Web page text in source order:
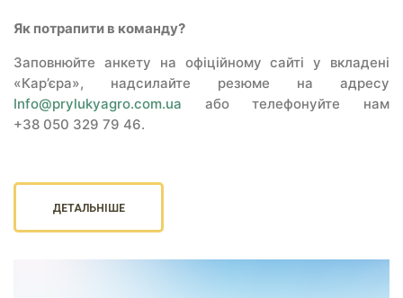
Як потрапити в команду?
Заповнюйте анкету на офіційному сайті у вкладені
«Кар’єра», надсилайте резюме на адресу
Info@prylukyagro.com.ua або телефонуйте нам
+38 050 329 79 46.
ДЕТАЛЬНІШЕ